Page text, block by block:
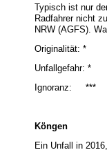
Typisch ist nur
Radfahrer nicht
NRW (AGFS).
Originalität: *
Unfallgefahr: *
Ignoranz: ***
Köngen
Ein Unfall in